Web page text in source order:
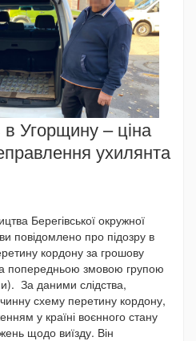
Угорщину – ціна
ухилянта
Берегівської окружної
повідомлено про підозру в
кордону за грошову
попередньою змовою групою
За даними слідства,
схему перетину кордону,
у країні воєнного стану
щодо виїзду. Він